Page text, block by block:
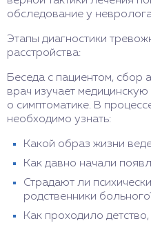
обследование у
Этапы диагностики
расстройства:
Беседа с пациентом, сбор
врач изучает
о симптоматике. В
необходимо узнать:
Какой образ жизни
Как давно начали
Страдают ли
родственники
Как проходило